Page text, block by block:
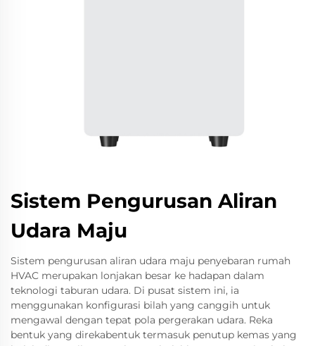
Sistem Pengurusan Aliran
Udara Maju
Sistem pengurusan aliran udara maju penyebaran rumah
HVAC merupakan lonjakan besar ke hadapan dalam
teknologi taburan udara. Di pusat sistem ini, ia
menggunakan konfigurasi bilah yang canggih untuk
mengawal dengan tepat pola pergerakan udara. Reka
bentuk yang direkabentuk termasuk penutup kemas yang